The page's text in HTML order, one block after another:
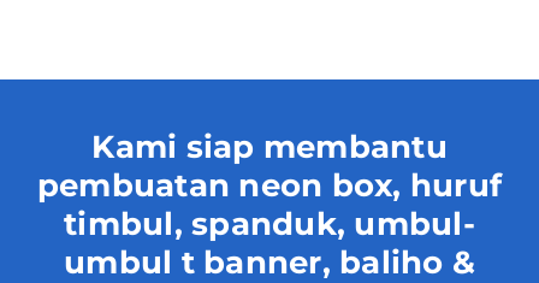
Kami siap membantu
pembuatan neon box, huruf
timbul, spanduk, umbul-
umbul t banner, baliho &